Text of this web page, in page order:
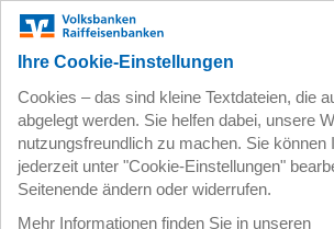
Zum
Hauptinhalt
Impressum